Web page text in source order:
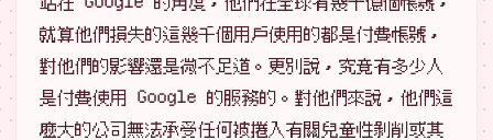
就算他們損失的這幾千個用戶使用的都是付費帳號，
對他們的影響還是微不足道。更別說，究竟有多少人
是付費使用 Google 的服務的。對他們來說，他們這
麼大的公司無法承受任何被捲入有關兒童性剝削或其